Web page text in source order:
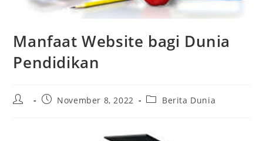
Manfaat Website bagi Dunia
Pendidikan
Post
PostNovember 8, 2022
PostBerita Dunia